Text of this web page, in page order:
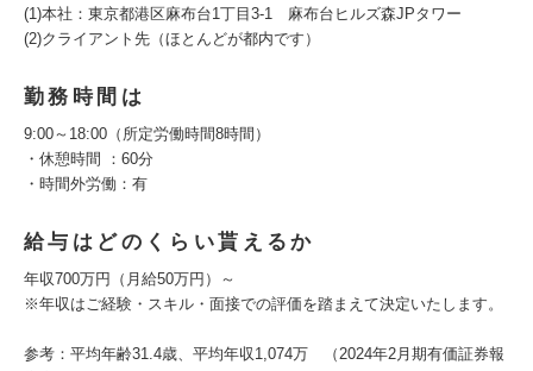
(1)本社：東京都港区麻布台1丁目3-1 麻布台ヒルズ森JPタワー
(2)クライアント先（ほとんどが都内です）
勤務時間は
9:00～18:00（所定労働時間8時間）
・休憩時間 ：60分
・時間外労働：有
給与はどのくらい貰えるか
年収700万円（月給50万円）～
※年収はご経験・スキル・面接での評価を踏まえて決定いたします。
参考：平均年齢31.4歳、平均年収1,074万 （2024年2月期有価証券報